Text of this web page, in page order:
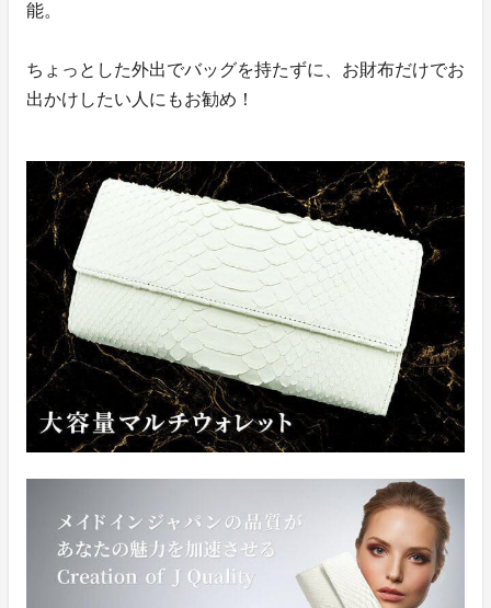
能。
ちょっとした外出でバッグを持たずに、お財布だけでお
出かけしたい人にもお勧め！